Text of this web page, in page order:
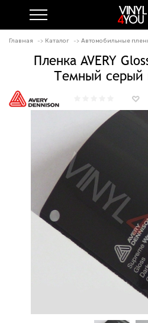
Главная Каталог Автомобильные
Пленка AVERY
Темный серый